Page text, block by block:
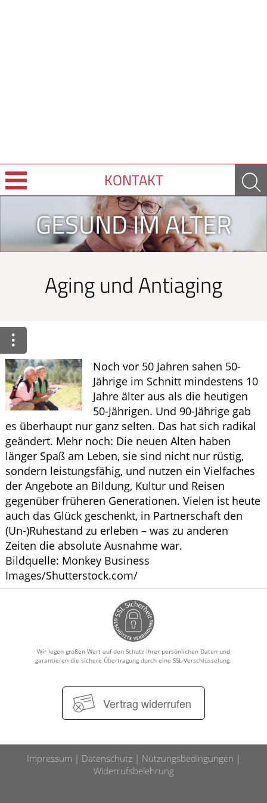
KONTAKT
Über uns
Leistungen
HOMÖOPATHIE
GESUND IM ALTER
GESUND IM ALTER
Aging und Antiaging
Noch vor 50 Jahren sahen 50-
Jährige im Schnitt mindestens 10
Jahre älter aus als die heutigen
50-Jährigen. Und 90-Jährige gab
es überhaupt nur ganz selten. Das hat sich radikal
geändert. Mehr noch: Die neuen Alten haben
länger Spaß am Leben, sie sind nicht nur rüstig,
sondern leistungsfähig, und nutzen ein Vielfaches
der Angebote an Bildung, Kultur und Reisen
gegenüber früheren Generationen. Vielen ist heute
auch das Glück geschenkt, in Partnerschaft den
(Un-)Ruhestand zu erleben – was zu anderen
Zeiten die absolute Ausnahme war.
Bildquelle: Monkey Business
Images/Shutterstock.com/
Wir legen großen Wert auf den Schutz Ihrer persönlichen Daten und
garantieren die sichere Übertragung durch eine SSL-Verschlüsselung.
Vertrag widerrufen
Impressum Datenschutz
Nutzungsbedingungen
Widerrufsbelehrung